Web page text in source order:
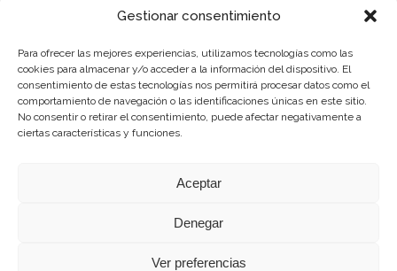
Gestionar consentimiento
Para ofrecer las mejores experiencias, utilizamos tecnologías como las
cookies para almacenar y/o acceder a la información del dispositivo. El
consentimiento de estas tecnologías nos permitirá procesar datos como el
comportamiento de navegación o las identificaciones únicas en este sitio.
No consentir o retirar el consentimiento, puede afectar negativamente a
ciertas características y funciones.
Aceptar
Denegar
Ver preferencias
La gestión de la DOP Lanzarote realizada por este Consejo Regulador es financiada,
con fondos provenientes del presupuesto de gastos del Instituto Canario de
Calidad Agroalimentaria